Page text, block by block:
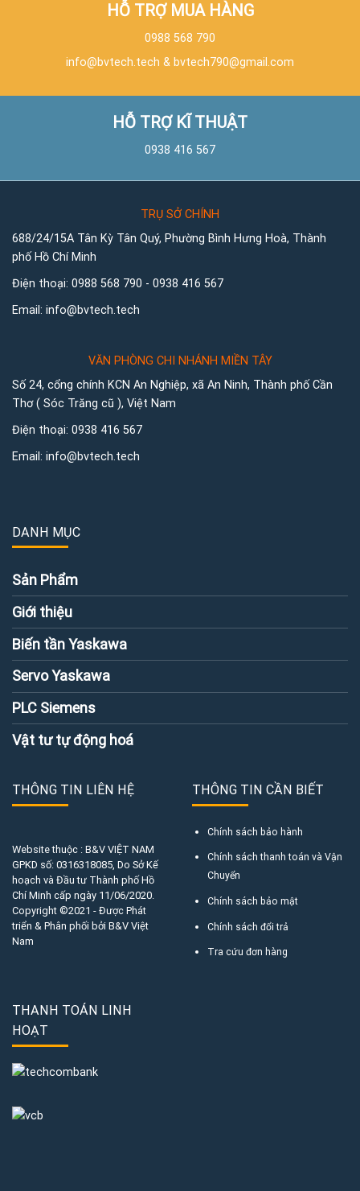
HỖ TRỢ MUA HÀNG
0988 568 790
info@bvtech.tech & bvtech790@gmail.com
HỖ TRỢ KĨ THUẬT
0938 416 567
TRỤ SỞ CHÍNH
688/24/15A Tân Kỳ Tân Quý, Phường Bình Hưng Hoà, Thành
phố Hồ Chí Minh
Điện thoại: 0988 568 790 - 0938 416 567
Email: info@bvtech.tech
VĂN PHÒNG CHI NHÁNH MIỀN TÂY
Số 24, cổng chính KCN An Nghiệp, xã An Ninh, Thành phố Cần
Thơ ( Sóc Trăng cũ ), Việt Nam
Điện thoại: 0938 416 567
Email: info@bvtech.tech
DANH MỤC
Sản Phẩm
Giới thiệu
Biến tần Yaskawa
Servo Yaskawa
PLC Siemens
Vật tư tự động hoá
THÔNG TIN LIÊN HỆ
Website thuộc : B&V VIỆT NAM
GPKD số: 0316318085 , Do Sở Kế
hoạch và Đầu tư Thành phố Hồ
Chí Minh cấp ngày 11/06/2020.
Copyright ©2021 - Được Phát
triển & Phân phối bởi B&V Việt
Nam
THÔNG TIN CẦN BIẾT
Chính sách bảo hành
Chính sách thanh toán và Vận
Chuyển
Chính sách bảo mật
Chính sách đổi trả
Tra cứu đơn hàng
THANH TOÁN LINH
HOẠT